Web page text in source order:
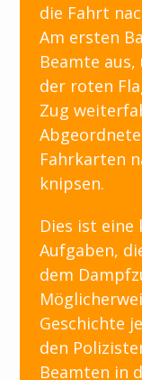
die Fahrt
Am ersten
Beamte
der roten
Zug
Fahrkarten
knipsen.
Dies ist eine
Aufgaben,
dem
Geschichte
den
Beamten in